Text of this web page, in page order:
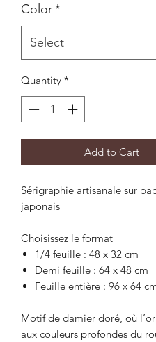
Color*
Quantity *
Add to Cart
Sérigraphie artisanale sur
japonais
Choisissez le format
1/4 feuille : 48 x 32 cm
Demi feuille : 64 x 48 cm
Feuille entière : 96 x 64
Motif de damier doré, où
aux couleurs profondes du